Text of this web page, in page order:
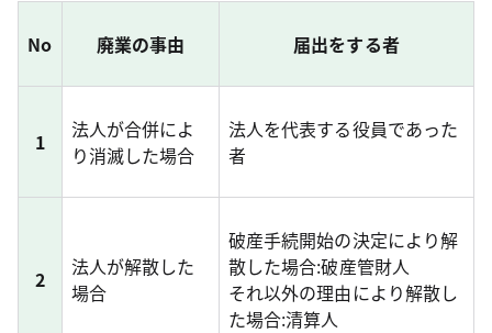
No 廃業の事由 届出をする者
1
法人が合併によ
り消滅した場合
法人を代表する役員であった
者
2
法人が解散した
場合
破産手続開始の決定により解
散した場合:破産管財人
それ以外の理由により解散し
た場合:清算人